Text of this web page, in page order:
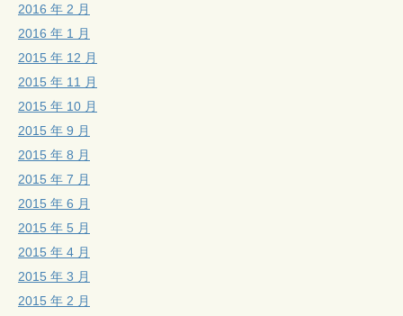
2016 年 2 月
2016 年 1 月
2015 年 12 月
2015 年 11 月
2015 年 10 月
2015 年 9 月
2015 年 8 月
2015 年 7 月
2015 年 6 月
2015 年 5 月
2015 年 4 月
2015 年 3 月
2015 年 2 月